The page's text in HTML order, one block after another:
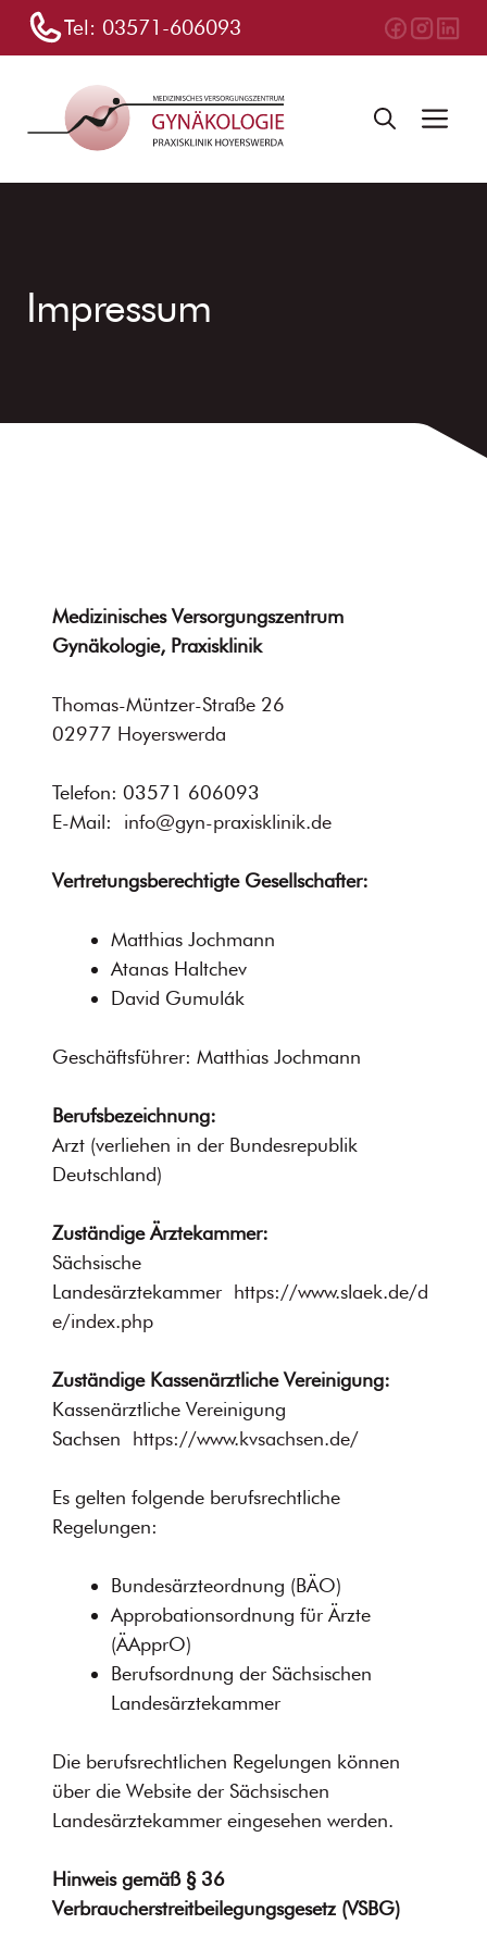
Zum
Inhalt
Tel: 03571-606093
Impressum
Medizinisches Versorgungszentrum
Gynäkologie, Praxisklinik
Thomas-Müntzer-Straße 26
02977 Hoyerswerda
Telefon: 03571 606093
E-Mail: info@gyn-praxisklinik.de
Vertretungsberechtigte Gesellschafter:
Matthias Jochmann
Atanas Haltchev
David Gumulák
Geschäftsführer: Matthias Jochmann
Berufsbezeichnung:
Arzt (verliehen in der Bundesrepublik
Deutschland)
Zuständige Ärztekammer:
Sächsische
Landesärztekammer https://www.slaek.de/d
e/index.php
Zuständige Kassenärztliche Vereinigung:
Kassenärztliche Vereinigung
Sachsen https://www.kvsachsen.de/
Es gelten folgende berufsrechtliche
Regelungen:
Bundesärzteordnung (BÄO)
Approbationsordnung für Ärzte
(ÄApprO)
Berufsordnung der Sächsischen
Landesärztekammer
Die berufsrechtlichen Regelungen können
über die Website der Sächsischen
Landesärztekammer eingesehen werden.
Hinweis gemäß § 36
Verbraucherstreitbeilegungsgesetz (VSBG)